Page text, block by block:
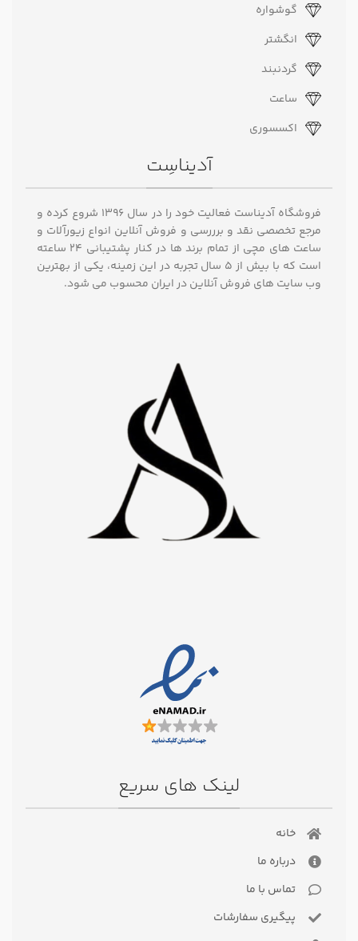
گوشواره
انگشتر
گردنبند
ساعت
اکسسوری
آدیناسِت
فروشگاه آدیناست فعالیت خود را در سال ۱۳۹۶ شروع کرده و
مرجع تخصصی نقد و برررسی و فروش آنلاین انواع زیورآلات و
ساعت های مچی از تمام برند ها در کنار پشتیبانی ۲۴ ساعته
است که با بیش از 5 سال تجربه در این زمینه، یکی از بهترین
وب سایت های فروش آنلاین در ایران محسوب می شود.
لینک های سریع
خانه
درباره ما
تماس با ما
پیگیری سفارشات